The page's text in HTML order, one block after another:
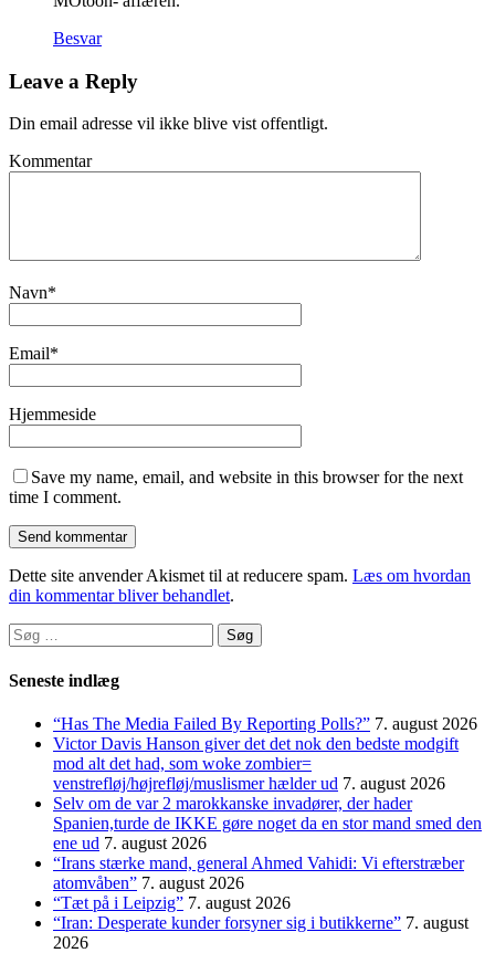
Besvar
Leave a Reply
Din email adresse vil ikke blive vist offentligt.
Kommentar
Navn*
Email*
Hjemmeside
Save my name, email, and website in this browser for the next
time I comment.
Dette site anvender Akismet til at reducere spam. Læs om hvordan
din kommentar bliver behandlet.
Søg
efter:
Seneste indlæg
“Has The Media Failed By Reporting Polls?” 7. august 2026
Victor Davis Hanson giver det det nok den bedste modgift
mod alt det had, som woke zombier=
venstrefløj/højrefløj/muslismer hælder ud 7. august 2026
Selv om de var 2 marokkanske invadører, der hader
Spanien,turde de IKKE gøre noget da en stor mand smed den
ene ud 7. august 2026
“Irans stærke mand, general Ahmed Vahidi: Vi efterstræber
atomvåben” 7. august 2026
“Tæt på i Leipzig” 7. august 2026
“Iran: Desperate kunder forsyner sig i butikkerne” 7. august
2026